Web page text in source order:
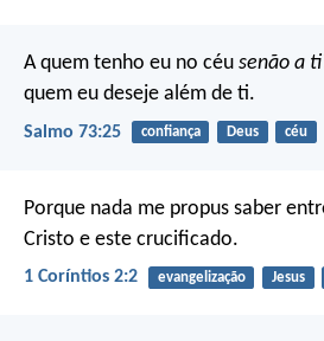
A quem tenho eu no céu senão a
quem eu deseje além de ti.
Salmo 73:25 confiança Deus céu
Porque nada me propus saber
Cristo e este crucificado.
1 Coríntios 2:2 evangelização Jesus